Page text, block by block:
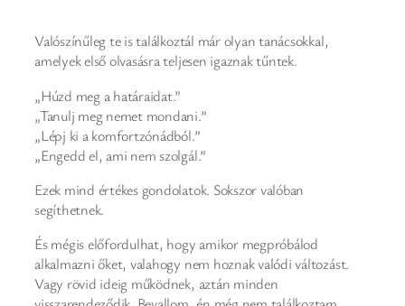
Valószínűleg te is találkoztál már olyan tanácsokkal,
amelyek első olvasásra teljesen igaznak tűntek.
„Húzd meg a határaidat.”
„Tanulj meg nemet mondani.”
„Lépj ki a komfortzónádból.”
„Engedd el, ami nem szolgál.”
Ezek mind értékes gondolatok. Sokszor valóban
segíthetnek.
És mégis előfordulhat, hogy amikor megpróbálod
alkalmazni őket, valahogy nem hoznak valódi változást.
Vagy rövid ideig működnek, aztán minden